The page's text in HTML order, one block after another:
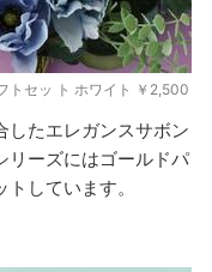
トセッ ト ホワイト ￥2,500
したエレガンスサボン
リーズにはゴールドパ
しています。